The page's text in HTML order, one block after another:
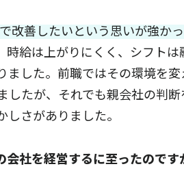
改善したいという思いが強か
給は上がりにくく、シフト
した。前職ではその環境を
たが、それでも親会社の判
さがありました。
会社を経営するに至ったのです